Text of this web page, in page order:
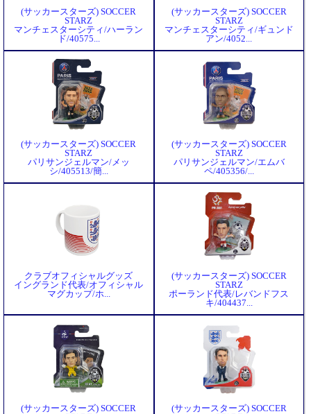
(サッカースターズ) SOCCER
STARZ
マンチェスターシティ/ハーラン
ド/40575...
(サッカースターズ) SOCCER
STARZ
マンチェスターシティ/ギュンド
アン/4052...
(サッカースターズ) SOCCER
STARZ
パリサンジェルマン/メッ
シ/405513/簡...
(サッカースターズ) SOCCER
STARZ
パリサンジェルマン/エムバ
ペ/405356/...
クラブオフィシャルグッズ
イングランド代表/オフィシャル
マグカップ/ホ...
(サッカースターズ) SOCCER
STARZ
ポーランド代表/レバンドフス
キ/404437...
(サッカースターズ) SOCCER
(サッカースターズ) SOCCER